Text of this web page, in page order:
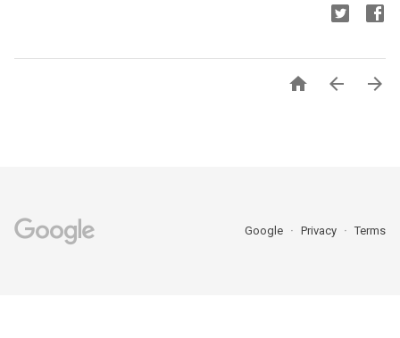
  
Google Privacy Terms